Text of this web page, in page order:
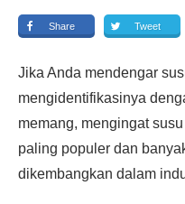
Share Tweet
Jika Anda mendengar
mengidentifikasinya
memang, mengingat
paling populer dan
dikembangkan dalam